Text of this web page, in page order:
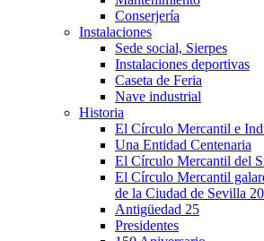
Conserjería
Instalaciones
Sede social, Sierpes
Instalaciones deportivas
Caseta de Feria
Nave industrial
Historia
El Círculo Mercantil e
Una Entidad Centenaria
El Círculo Mercantil del
El Círculo Mercantil
de la Ciudad de Sevilla
Antigüedad 25
Presidentes